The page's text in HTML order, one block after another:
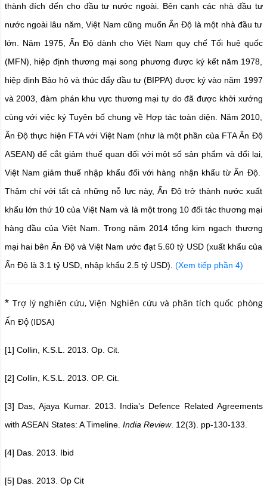
thành đích đến cho đầu tư nước ngoài.
Bên cạnh các nhà đầu tư
nước ngoài lâu năm, Việt Nam cũng muốn Ấn Độ là một nhà đầu tư
lớn. Năm 1975, Ấn Độ dành cho Việt Nam quy chế Tối huệ quốc
(MFN), hiệp định thương mại song phương được ký kết năm 1978,
hiệp định Bảo hộ và thúc đẩy đầu tư (BIPPA) được ký vào năm 1997
và 2003, đàm phán khu vực thương mại tự do đã được khởi xướng
cùng với việc ký Tuyên bố chung về Hợp tác toàn diện. Năm 2010,
Ấn Độ thực hiện FTA với Việt Nam (như là một phần của FTA Ấn Độ
ASEAN) để cắt giảm thuế quan đối với một số sản phẩm và đổi lại,
Việt Nam giảm thuế nhập khẩu đối với hàng nhận khẩu từ Ấn Độ.
Thậm chí với tất cả những nỗ lực này, Ấn Độ trở thành nước xuất
khẩu lớn thứ 10 của Việt Nam và là một trong 10 đối tác thương mại
hàng đầu của Việt Nam.
Trong năm 2014 tổng kim ngạch thương
mại hai bên Ấn Độ và Việt Nam ước đạt 5.60 tỷ USD (xuất khẩu của
Ấn Độ là 3.1 tỷ USD, nhập khẩu 2.5 tỷ USD). (Xem tiếp phần 4)
* Trợ lý nghiên cứu, Viện Nghiên cứu và phân tích quốc phòng
Ấn Độ (IDSA)
[1] Collin, K.S.L. 2013. Op. Cit.
[2] Collin, K.S.L. 2013. OP. Cit.
[3] Das, Ajaya Kumar. 2013. India’s Defence Related Agreements
with ASEAN States: A Timeline. India Review. 12(3). pp-130-133.
[4] Das. 2013. Ibid
[5] Das. 2013. Op Cit